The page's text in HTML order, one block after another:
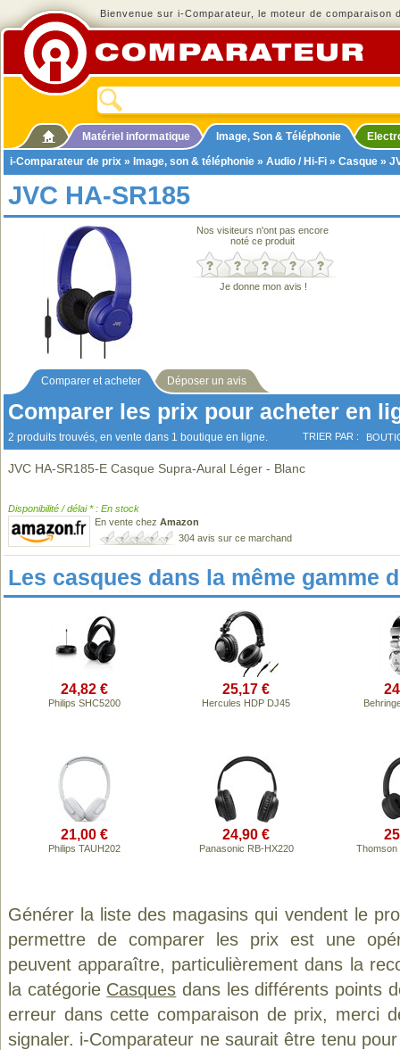
Bienvenue sur i-Comparateur, le moteur de comparaison
Matériel informatique Image, Son & Téléphonie
i-Comparateur de prix » Image, son & téléphonie » Audio / Hi-Fi » Casque »
JVC HA-SR185
Nos visiteurs n'ont pas encore
noté ce produit
Je donne mon avis !
Comparer et acheter Déposer un avis
Comparer les prix pour acheter en
2 produits trouvés, en vente dans 1 boutique en ligne. TRIER PAR :
JVC HA-SR185-E Casque Supra-Aural Léger - Blanc
Disponibilité / délai * : En stock
En vente chez Amazon
304 avis sur ce marchand
Les casques dans la même gamme
24,82 €
Philips SHC5200
25,17 €
Hercules HDP DJ45
21,00 €
Philips TAUH202
24,90 €
Panasonic RB-HX220 Thomson
Générer la liste des magasins qui vendent le
permettre de comparer les prix est une
peuvent apparaître, particulièrement dans la
la catégorie Casques dans les différents points
erreur dans cette comparaison de prix, merci
signaler. i-Comparateur ne saurait être tenu